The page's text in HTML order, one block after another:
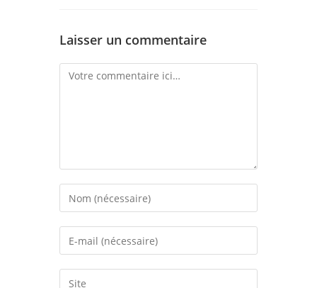
Laisser un commentaire
Comment
Enter
your
name
Enter
your
email
Saisir